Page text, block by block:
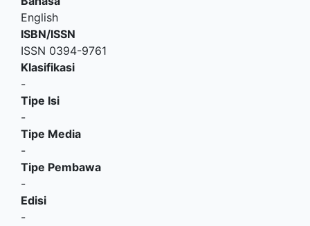
English
ISBN/ISSN
ISSN 0394-9761
Klasifikasi
-
Tipe Isi
-
Tipe Media
-
Tipe Pembawa
-
Edisi
-